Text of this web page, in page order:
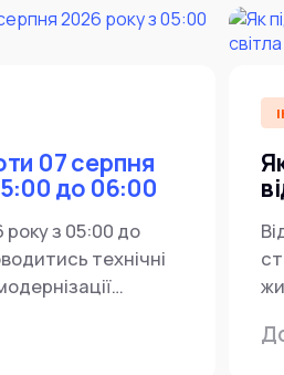
07 серпня
до 06:00
з 05:00 до
технічні